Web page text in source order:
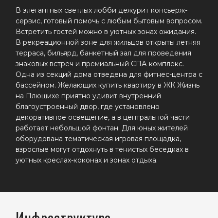
В элегантных светлых лобби дежурит консьерж-
сервис, готовый помочь с любым бытовым вопросом.
Встретить гостей можно в уютных зонах ожидания.
В рекреационной зоне для жильцов открыты летняя
терраса, бильярд, банкетный зал для проведения
знаковых встреч и премиальный СПА-комплекс.
Одна из секций дома отведена для фитнес-центра с
бассейном. Желающих купить квартиру в ЖК Жизнь
на Плющихе приятно удивит внутренний
благоустроенный двор, где установлено
декоративное освещение, а в центральной части
работает небольшой фонтан. Для юных жителей
оборудована тематическая игровая площадка,
взрослые могут отдохнуть в тенистых беседках в
уютных креслах-коконах и зонах отдыха.